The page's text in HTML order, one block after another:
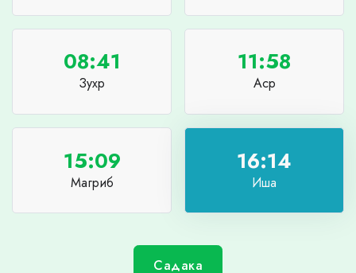
08:41
Зухр
11:58
Аср
15:09
Магриб
16:14
Иша
Садака